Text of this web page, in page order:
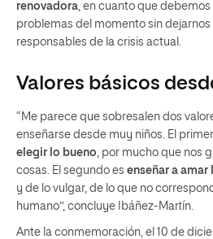
renovadora, en cuanto que debemos
problemas del momento sin
responsables de la crisis actual.
Valores básicos
“Me parece que sobresalen dos
enseñarse desde muy niños. El
elegir lo bueno, por mucho que nos
cosas. El segundo es enseñar a amar
y de lo vulgar, de lo que no
humano”, concluye Ibáñez-Martín.
Ante la conmemoración, el 10 de